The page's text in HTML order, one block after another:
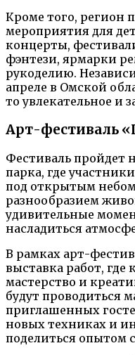
Кроме того, регион
мероприятия для
концерты,
фэнтези, ярмарки
рукоделию.
апреле в Омской
то увлекательное и
Арт-фестиваль
Фестиваль пройдет
парка, где
под открытым
разнообразием
удивительные
насладиться
В рамках арт-
выставка работ,
мастерство и
будут проводиться
приглашенных
новых техниках и
поделиться опытом